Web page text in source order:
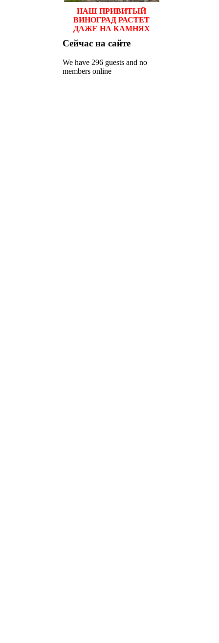
НАШ ПРИВИТЫЙ
ВИНОГРАД РАСТЕТ
ДАЖЕ НА КАМНЯХ
Сейчас на сайте
We have 296 guests and no
members online